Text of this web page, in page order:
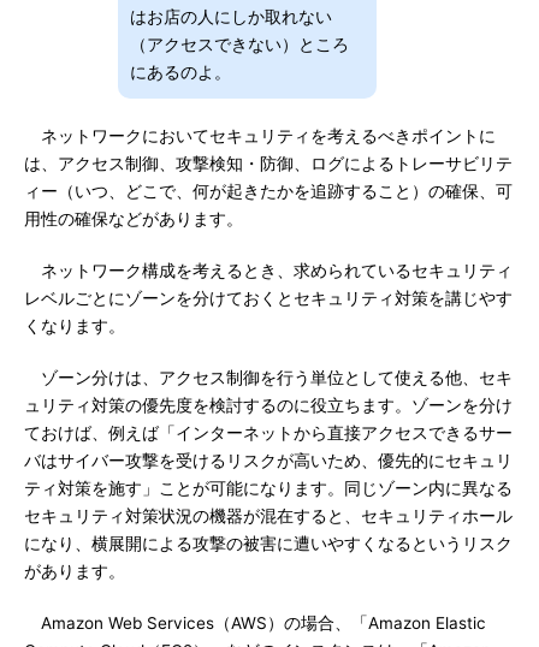
はお店の人にしか取れない
（アクセスできない）ところ
にあるのよ。
ネットワークにおいてセキュリティを考えるべきポイントに
は、アクセス制御、攻撃検知・防御、ログによるトレーサビリテ
ィー（いつ、どこで、何が起きたかを追跡すること）の確保、可
用性の確保などがあります。
ネットワーク構成を考えるとき、求められているセキュリティ
レベルごとにゾーンを分けておくとセキュリティ対策を講じやす
くなります。
ゾーン分けは、アクセス制御を行う単位として使える他、セキ
ュリティ対策の優先度を検討するのに役立ちます。ゾーンを分け
ておけば、例えば「インターネットから直接アクセスできるサー
バはサイバー攻撃を受けるリスクが高いため、優先的にセキュリ
ティ対策を施す」ことが可能になります。同じゾーン内に異なる
セキュリティ対策状況の機器が混在すると、セキュリティホール
になり、横展開による攻撃の被害に遭いやすくなるというリスク
があります。
Amazon Web Services（AWS）の場合、「Amazon Elastic